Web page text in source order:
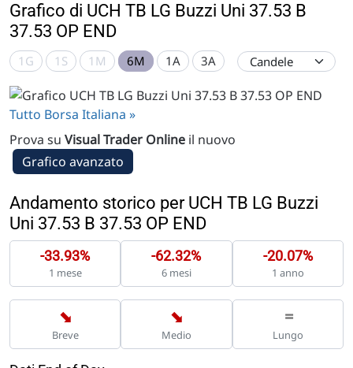
Grafico di UCH TB LG Buzzi Uni 37.53 B
37.53 OP END
1G 1S 1M 6M 1A 3A
Tutto Borsa Italiana »
Prova su Visual Trader Online il nuovo
Grafico avanzato
Andamento storico per UCH TB LG Buzzi
Uni 37.53 B 37.53 OP END
-33.93%
1 mese
-62.32%
6 mesi
-20.07%
1 anno
➡
Breve
➡
Medio
=
Lungo